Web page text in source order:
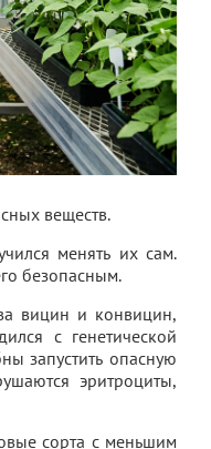
веществ.
менять их сам.
безопасным.
вицин и конвицин,
с генетической
запустить опасную
эритроциты,
сорта с меньшим